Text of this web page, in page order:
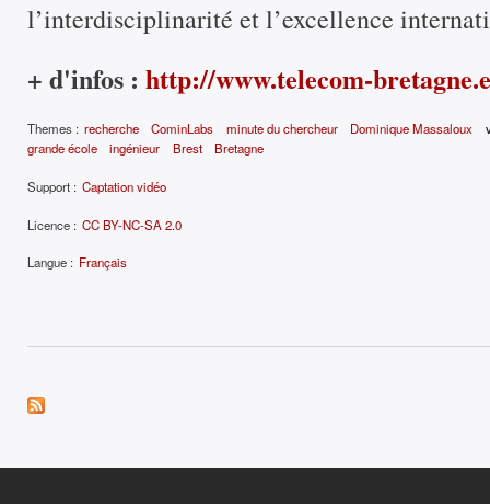
l’interdisciplinarité et l’excellence
+ d'infos : http://www.telecom-
Themes : recherche CominLabs minute du chercheur Dominique Massaloux
grande école
ingénieur Brest Bretagne
Support : Captation vidéo
Licence : CC BY-NC-SA 2.0
Langue : Français